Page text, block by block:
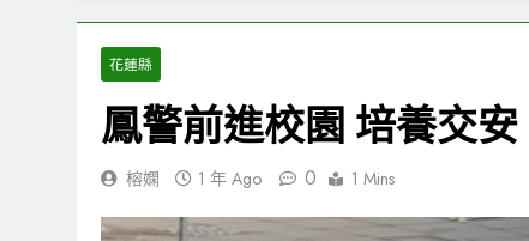
花蓮縣
鳳警前進校園 培養交
榕嫻 1 年 Ago 0 1 Mins